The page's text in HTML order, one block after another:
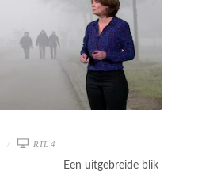
RTL 4
Een uitgebreide blik